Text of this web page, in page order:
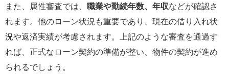
また、属性審査では、 職業や勤続年数、年収などが確認さ
れます。他のローン状況も重要であり、現在の借り入れ状
況や返済実績が考慮されます。上記のような審査を通過す
れば、正式なローン契約の準備が整い、物件の契約が進め
られるでしょう。